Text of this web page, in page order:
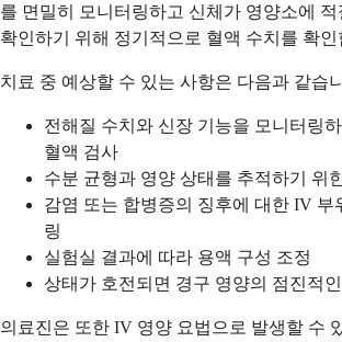
를 면밀히 모니터링하고 신체가 영양소에 적
확인하기 위해 정기적으로 혈액 수치를 확인
치료 중 예상할 수 있는 사항은 다음과 같습
전해질 수치와 신장 기능을 모니터링
혈액 검사
수분 균형과 영양 상태를 추적하기 위
감염 또는 합병증의 징후에 대한 IV 부
링
실험실 결과에 따라 용액 구성 조정
상태가 호전되면 경구 영양의 점진적
의료진은 또한 IV 영양 요법으로 발생할 수